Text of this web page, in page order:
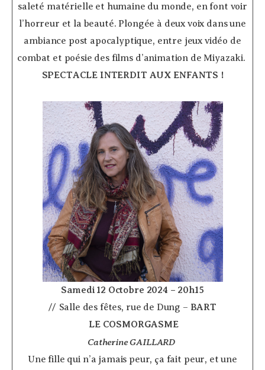
saleté matérielle et humaine du monde, en font voir
l’horreur et la beauté. Plongée à deux voix dans une
ambiance post apocalyptique, entre jeux vidéo de
combat et poésie des films d’animation de Miyazaki.
SPECTACLE INTERDIT AUX ENFANTS !
Samedi 12 Octobre 2024 – 20h15
// Salle des fêtes, rue de Dung – BART
LE COSMORGASME
Catherine GAILLARD
Une fille qui n’a jamais peur, ça fait peur, et une